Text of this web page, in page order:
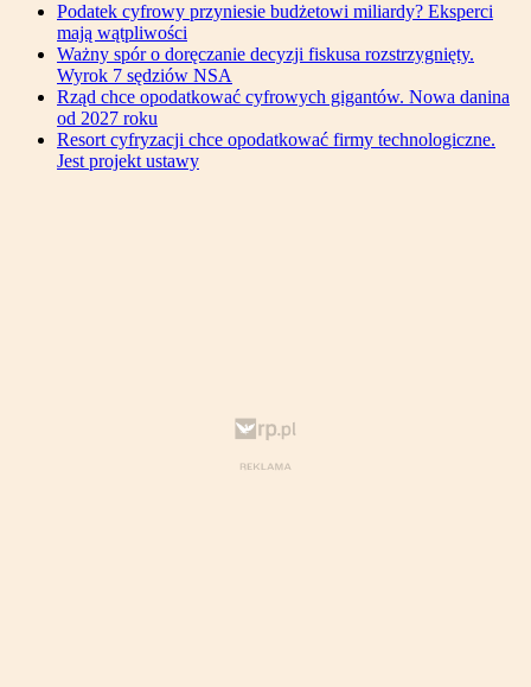
Podatek cyfrowy przyniesie budżetowi miliardy? Eksperci
mają wątpliwości
Ważny spór o doręczanie decyzji fiskusa rozstrzygnięty.
Wyrok 7 sędziów NSA
Rząd chce opodatkować cyfrowych gigantów. Nowa danina
od 2027 roku
Resort cyfryzacji chce opodatkować firmy technologiczne.
Jest projekt ustawy